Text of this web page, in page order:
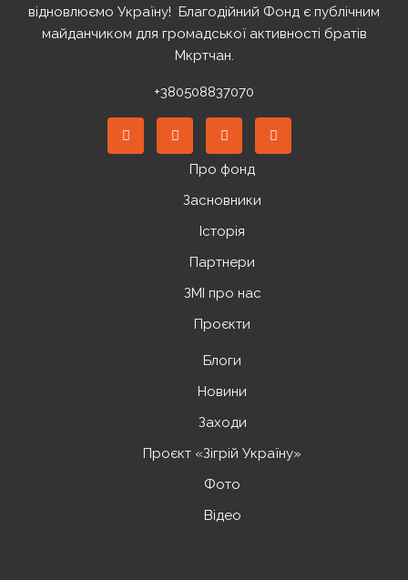
відновлюємо Україну! ️ Благодійний Фонд є публічним
майданчиком для громадської активності братів
Мкртчан.
+380508837070
Про фонд
Засновники
Історія
Партнери
ЗМІ про нас
Проєкти
Блоги
Новини
Заходи
Проєкт «Зігрій Україну»
Фото
Відео